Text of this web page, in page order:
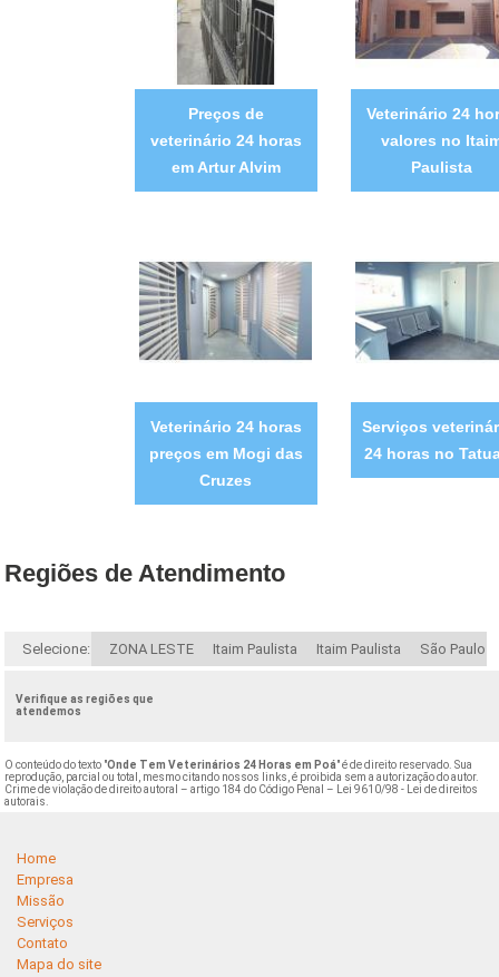
Preços de
veterinário 24 horas
em Artur Alvim
Veterinário 24
valores no
Paulista
Veterinário 24 horas
preços em Mogi das
Cruzes
Serviços
24 horas no
Regiões de Atendimento
Selecione: ZONA LESTE Itaim Paulista Itaim Paulista São Paulo
Verifique as regiões que
atendemos
O conteúdo do texto "Onde Tem Veterinários 24 Horas em Poá" é de direito reservado. Sua
reprodução, parcial ou total, mesmo citando nossos links, é proibida sem a autorização do autor.
Crime de violação de direito autoral – artigo 184 do Código Penal –
Lei 9610/98 - Lei de direitos
autorais
Home
Empresa
Missão
Serviços
Contato
Mapa do site